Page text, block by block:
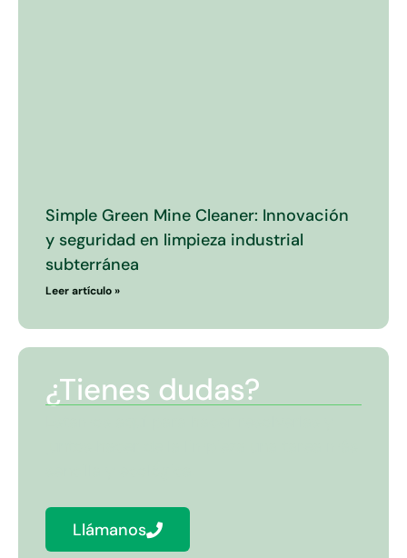
Simple Green Mine Cleaner: Innovación
y seguridad en limpieza industrial
subterránea
Leer artículo »
¿Tienes dudas?
Llámanos